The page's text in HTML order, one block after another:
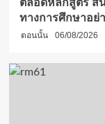
ตลอดหลักสูตร ส
ทางการศึกษาอย่
ตอนนั้น 06/08/2026